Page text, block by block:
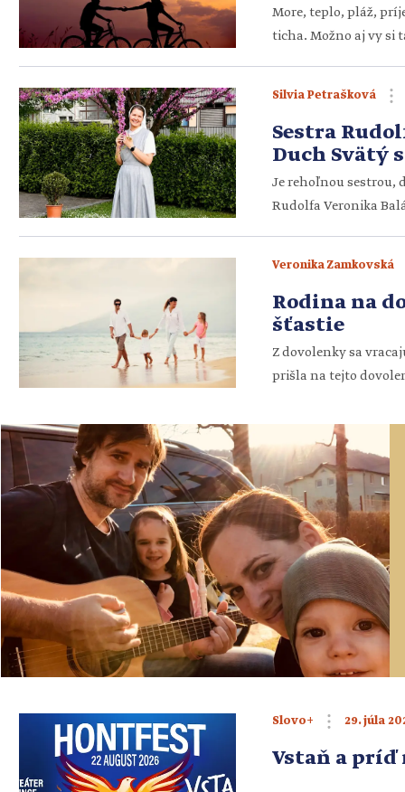
More, teplo, pláž,
ticha. Možno aj vy si
ako „mission
Sestra
Duch Svätý
Silvia Petrašková
Je rehoľnou sestrou,
Rudolfa Veronika
najväčším umelcom
Rodina na
šťastie
Veronika Zamkovská
Z dovolenky sa
prišla na tejto
teším na otázku,
posledných
Vstaň a
Slovo+ 29. júla